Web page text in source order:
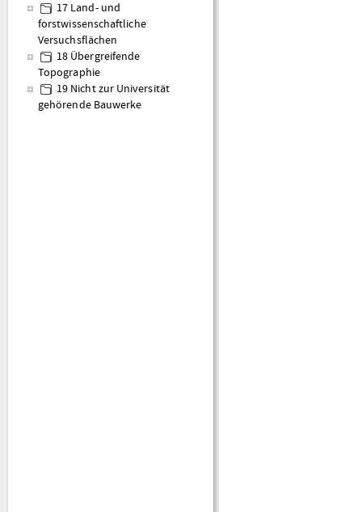
17 Land- und
forstwissenschaftliche
Versuchsflächen
18 Übergreifende
Topographie
19 Nicht zur Universität
gehörende Bauwerke